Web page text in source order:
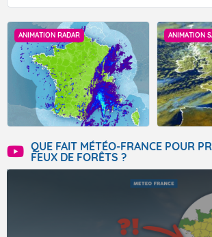
ANIMATION RADAR ANIMATION
QUE FAIT MÉTÉO-FRANCE POUR
FEUX DE FORÊTS ?